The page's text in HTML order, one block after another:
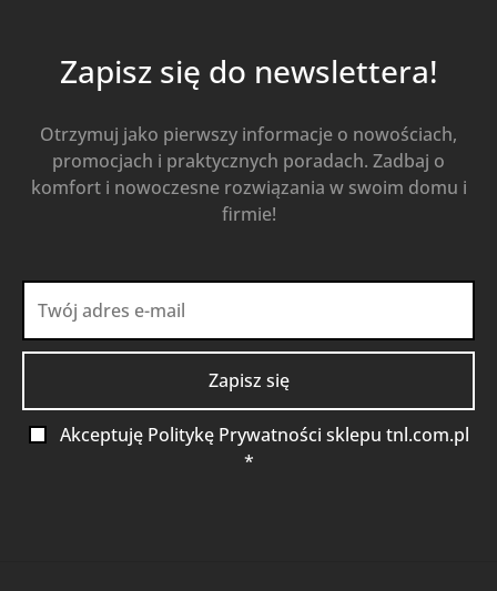
Zapisz się do newslettera!
Otrzymuj jako pierwszy informacje o nowościach,
promocjach i praktycznych poradach. Zadbaj o
komfort i nowoczesne rozwiązania w swoim domu i
firmie!
Akceptuję Politykę Prywatności sklepu tnl.com.pl
*